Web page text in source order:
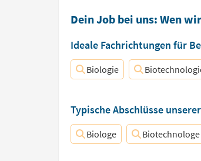
Dein Job bei uns: Wen
Ideale Fachrichtungen für
Biologie
Typische Abschlüsse
Biologe Biotechnologe